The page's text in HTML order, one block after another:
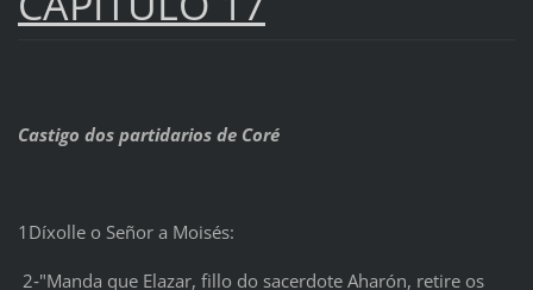
Castigo dos partidarios de Coré
1Díxolle o Señor a Moisés:
2‑"Manda que Elazar, fillo do sacerdote Aharón, retire os